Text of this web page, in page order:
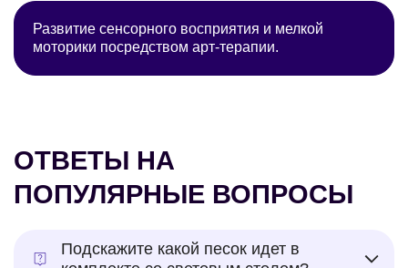
Развитие сенсорного восприятия и мелкой
моторики посредством арт-терапии.
ОТВЕТЫ НА
ПОПУЛЯРНЫЕ ВОПРОСЫ
Подскажите какой песок идет в